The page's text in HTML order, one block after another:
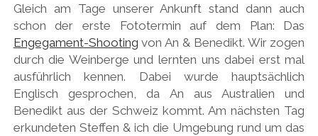
Gleich am Tage unserer Ankunft stand dann auch
schon der erste Fototermin auf dem Plan: Das
Engegament-Shooting von An & Benedikt. Wir zogen
durch die Weinberge und lernten uns dabei erst mal
ausführlich kennen. Dabei wurde hauptsächlich
Englisch gesprochen, da An aus Australien und
Benedikt aus der Schweiz kommt. Am nächsten Tag
erkundeten Steffen & ich die Umgebung rund um das